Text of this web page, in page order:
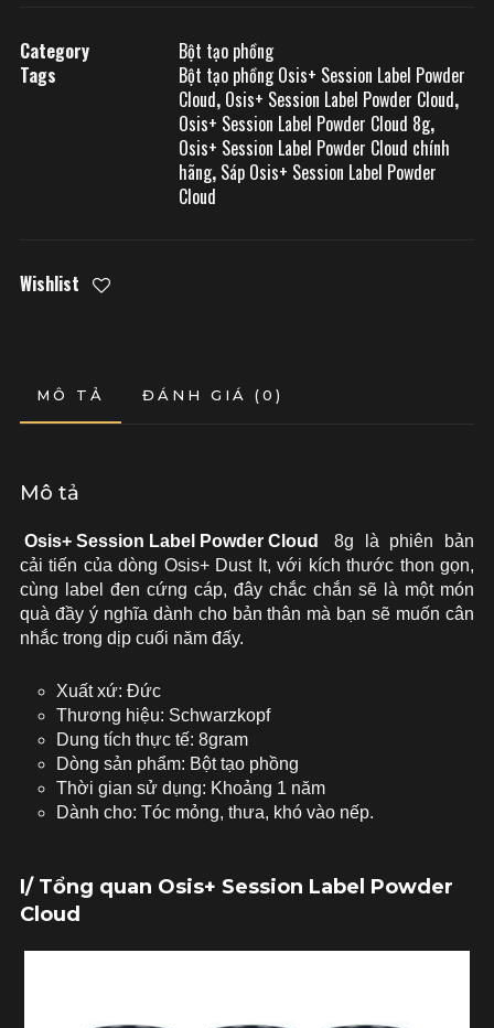
Category
Bột tạo phồng
Tags
Bột tạo phồng Osis+ Session Label Powder
Cloud, Osis+ Session Label Powder Cloud,
Osis+ Session Label Powder Cloud 8g,
Osis+ Session Label Powder Cloud chính
hãng, Sáp Osis+ Session Label Powder
Cloud
Wishlist
MÔ TẢ ĐÁNH GIÁ (0)
Mô tả
Osis+ Session Label Powder Cloud
8g là phiên bản
cải tiến của dòng Osis+ Dust It, với kích thước thon gọn,
cùng label đen cứng cáp, đây chắc chắn sẽ là một món
quà đầy ý nghĩa dành cho bản thân mà bạn sẽ muốn cân
nhắc trong dịp cuối năm đấy.
Xuất xứ: Đức
Thương hiệu: Schwarzkopf
Dung tích thực tế: 8gram
Dòng sản phẩm: Bột tạo phồng
Thời gian sử dụng: Khoảng 1 năm
Dành cho: Tóc mỏng, thưa, khó vào nếp.
I/ Tổng quan Osis+ Session Label Powder
Cloud